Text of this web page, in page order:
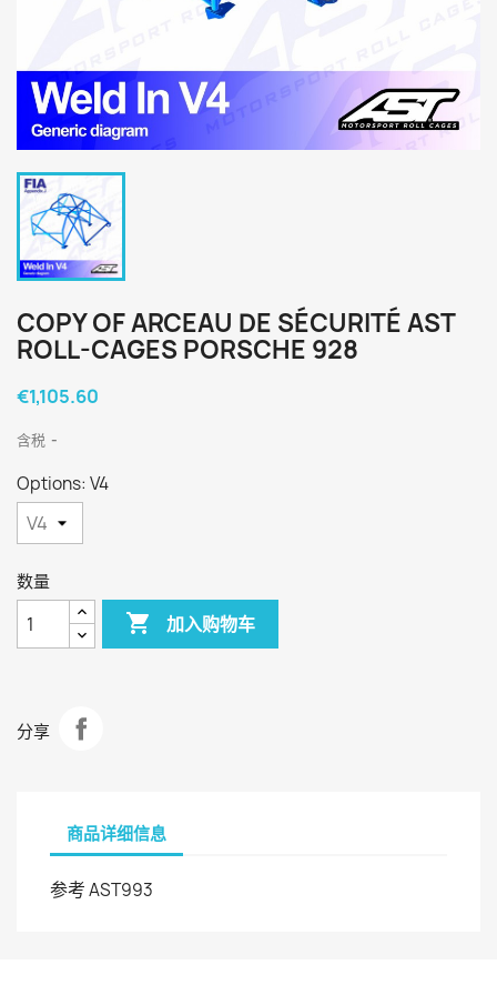
COPY OF ARCEAU DE SÉCURITÉ AST
ROLL-CAGES PORSCHE 928
€1,105.60
含税
Options: V4
数量
 加入购物车
分享
商品详细信息
参考AST993